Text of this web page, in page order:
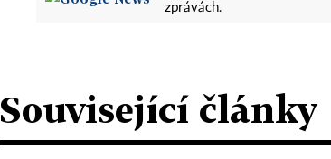
zprávách.
Související články